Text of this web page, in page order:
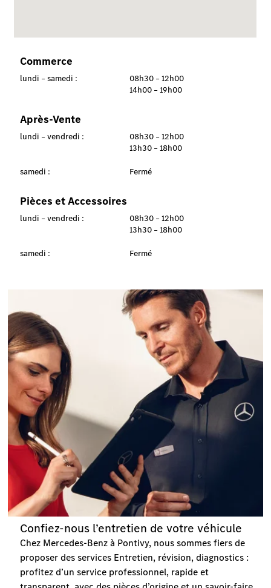
Commerce
lundi – samedi :
08h30 – 12h00
14h00 – 19h00
Après-Vente
lundi – vendredi :
08h30 – 12h00
13h30 – 18h00
samedi : Fermé
Pièces et Accessoires
lundi – vendredi :
08h30 – 12h00
13h30 – 18h00
samedi : Fermé
Confiez-nous l’entretien de votre véhicule
Chez Mercedes-Benz à Pontivy, nous sommes fiers de
proposer des services Entretien, révision, diagnostics :
profitez d’un service professionnel, rapide et